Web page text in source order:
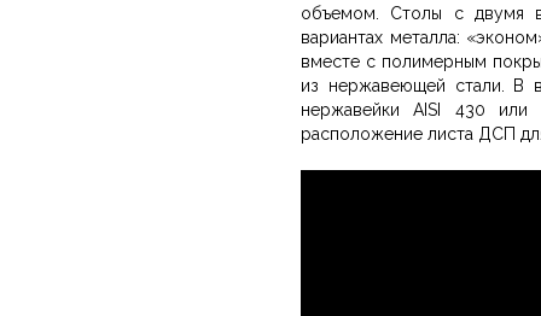
объемом. Столы с двумя
вариантах металла:
вместе с полимерным
из нержавеющей стали. В
нержавейки AISI 430
расположение листа ДСП